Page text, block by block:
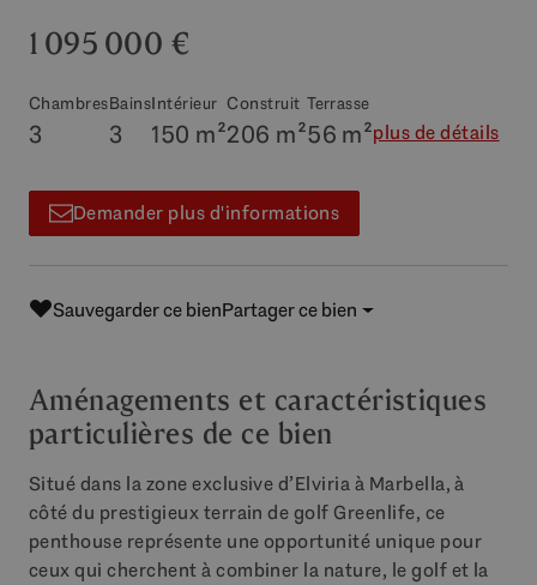
1 095 000 €
Chambres
3
Bains
3
Intérieur
150 m²
Construit
206 m²
Terrasse
56 m²plus de détails
Demander plus d'informations
Sauvegarder ce bienPartager ce bien
Aménagements et caractéristiques
particulières de ce bien
Situé dans la zone exclusive d’Elviria à Marbella, à
côté du prestigieux terrain de golf Greenlife, ce
penthouse représente une opportunité unique pour
ceux qui cherchent à combiner la nature, le golf et la